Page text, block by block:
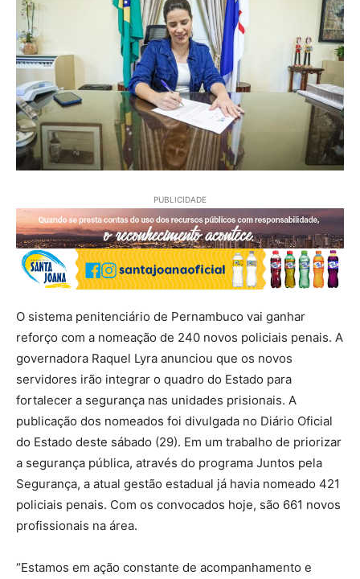
PUBLICIDADE
O sistema penitenciário de Pernambuco vai ganhar
reforço com a nomeação de 240 novos policiais penais. A
governadora Raquel Lyra anunciou que os novos
servidores irão integrar o quadro do Estado para
fortalecer a segurança nas unidades prisionais. A
publicação dos nomeados foi divulgada no Diário Oficial
do Estado deste sábado (29). Em um trabalho de priorizar
a segurança pública, através do programa Juntos pela
Segurança, a atual gestão estadual já havia nomeado 421
policiais penais. Com os convocados hoje, são 661 novos
profissionais na área.
“Estamos em ação constante de acompanhamento e